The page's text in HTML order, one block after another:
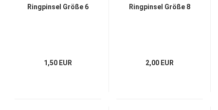
Ringpinsel Größe 6
1,50 EUR
Ringpinsel Größe 8
2,00 EUR